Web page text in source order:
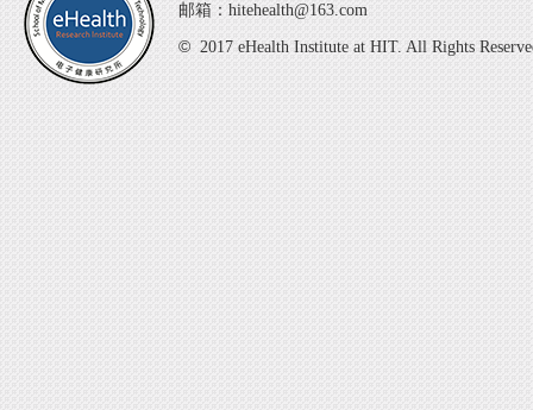
邮箱：hitehealth@163.com
© 2017 eHealth Institute at HIT. All Rights